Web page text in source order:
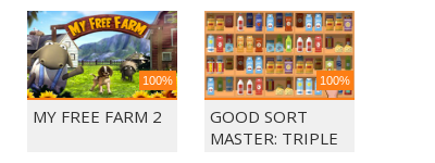
100%
MY FREE FARM 2
100%
GOOD SORT
MASTER: TRIPLE